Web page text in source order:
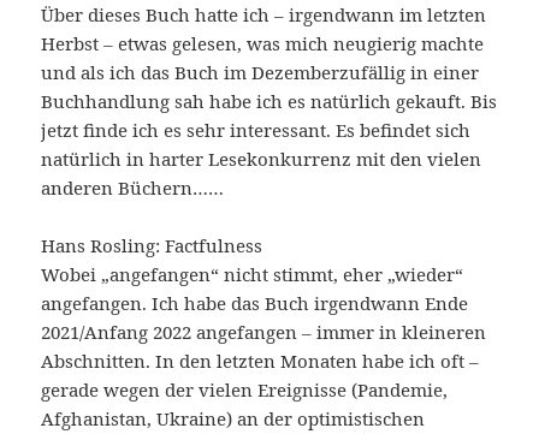
Über dieses Buch hatte ich – irgendwann im letzten
Herbst – etwas gelesen, was mich neugierig machte
und als ich das Buch im Dezemberzufällig in einer
Buchhandlung sah habe ich es natürlich gekauft. Bis
jetzt finde ich es sehr interessant. Es befindet sich
natürlich in harter Lesekonkurrenz mit den vielen
anderen Büchern……
Hans Rosling: Factfulness
Wobei „angefangen“ nicht stimmt, eher „wieder“
angefangen. Ich habe das Buch irgendwann Ende
2021/Anfang 2022 angefangen – immer in kleineren
Abschnitten. In den letzten Monaten habe ich oft –
gerade wegen der vielen Ereignisse (Pandemie,
Afghanistan, Ukraine) an der optimistischen